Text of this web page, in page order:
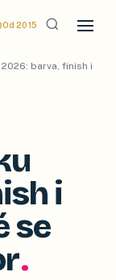
Od 2015
barva, finish i
i
se
.